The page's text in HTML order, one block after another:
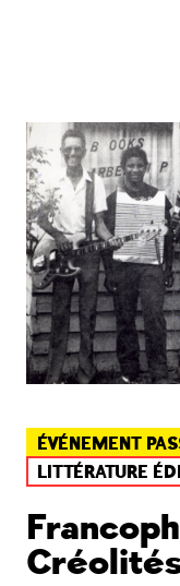
ÉVÉNEMENT
LITTÉRATURE